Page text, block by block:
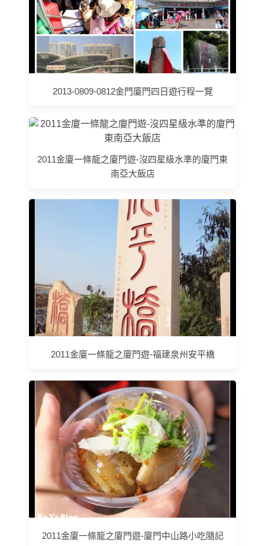
2013-0809-0812金門廈門四日遊行程一覽
2011金廈一條龍之廈門遊-沒四星級水準的廈門東
南亞大飯店
2011金廈一條龍之廈門遊-福建泉州安平橋
2011金廈一條龍之廈門遊-廈門中山路小吃隨記